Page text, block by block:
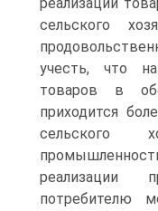
сельского
учесть, что
товаров в
приходится
сельского
реализации
потребителю